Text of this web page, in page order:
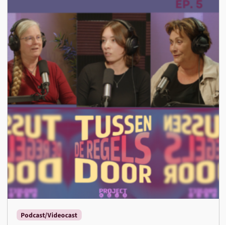
Podcast/Videocast